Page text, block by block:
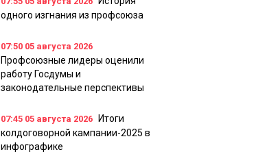
одного изгнания из профсоюза
07:50 05 августа 2026
Профсоюзные лидеры оценили
работу Госдумы и
законодательные перспективы
07:45 05 августа 2026
Итоги
колдоговорной кампании-2025 в
инфографике